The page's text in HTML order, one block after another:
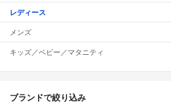
レディース
メンズ
キッズ／ベビー／マタニティ
ブランドで絞り込み